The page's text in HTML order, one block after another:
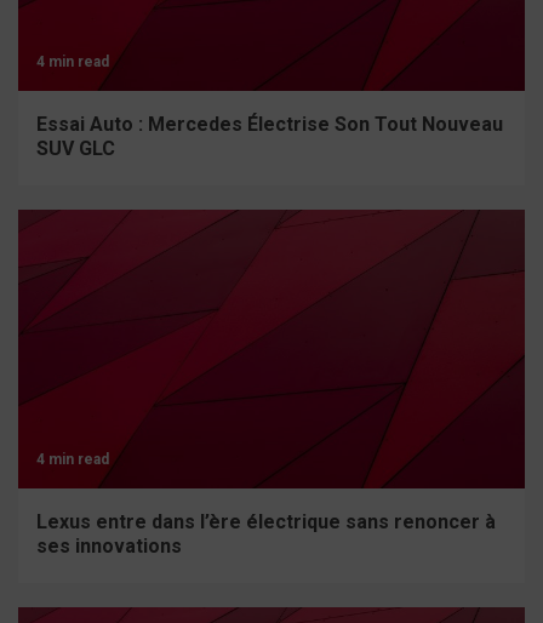
4 min read
Essai Auto : Mercedes Électrise Son Tout Nouveau
SUV GLC
4 min read
Lexus entre dans l’ère électrique sans renoncer à
ses innovations